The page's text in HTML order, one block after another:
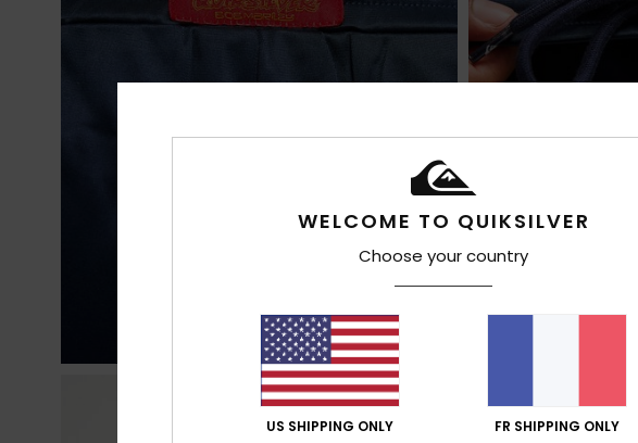
WELCOME TO QUIKSILVER
Choose your country
US SHIPPING ONLY FR SHIPPING ONLY